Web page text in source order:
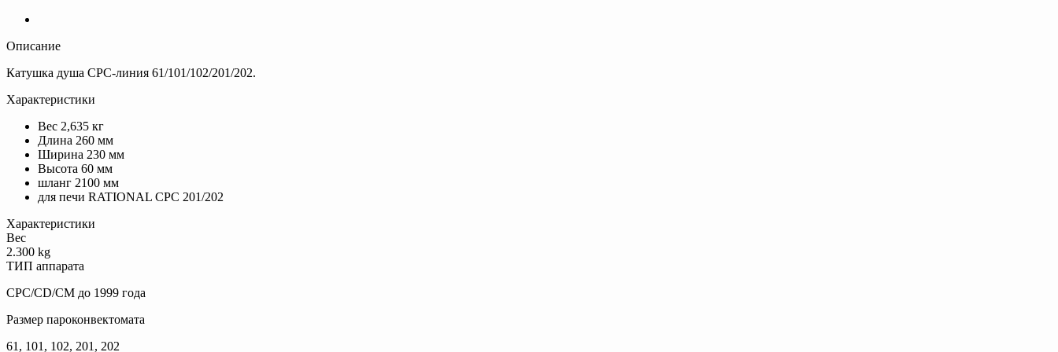
Описание
Катушка душа CPC-линия 61/101/102/201/202.
Характеристики
Вес 2,635 кг
Длина 260 мм
Ширина 230 мм
Высота 60 мм
шланг 2100 мм
для печи RATIONAL CPC 201/202
Характеристики
Вес
2.300 kg
ТИП аппарата
CPC/CD/CM до 1999 года
Размер пароконвектомата
61, 101, 102, 201, 202